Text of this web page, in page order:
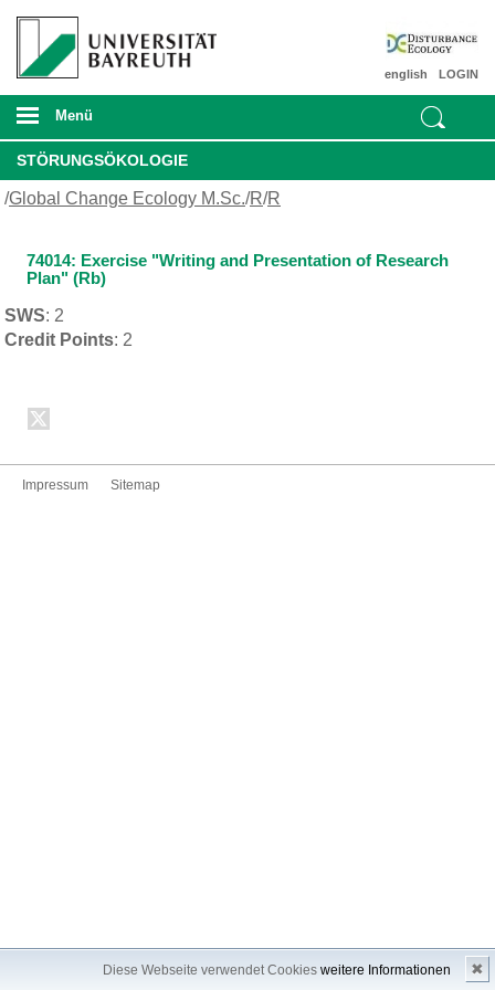
Diese Webseite verwendet Cookies weitere Informationen ✖
LOGIN
english
Menü
STÖRUNGSÖKOLOGIE
/Global Change Ecology M.Sc./R/R
74014: Exercise "Writing and Presentation of Research
Plan" (Rb)
SWS: 2
Credit Points: 2
Impressum Sitemap